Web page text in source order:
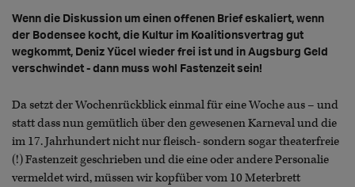
Wenn die Diskussion um einen offenen Brief eskaliert, wenn
der Bodensee kocht, die Kultur im Koalitionsvertrag gut
wegkommt, Deniz Yücel wieder frei ist und in Augsburg Geld
verschwindet - dann muss wohl Fastenzeit sein!
Da setzt der Wochenrückblick einmal für eine Woche aus – und
statt dass nun gemütlich über den gewesenen Karneval und die
im 17. Jahrhundert nicht nur fleisch- sondern sogar theaterfreie
(!) Fastenzeit geschrieben und die eine oder andere Personalie
vermeldet wird, müssen wir kopfüber vom 10 Meterbrett